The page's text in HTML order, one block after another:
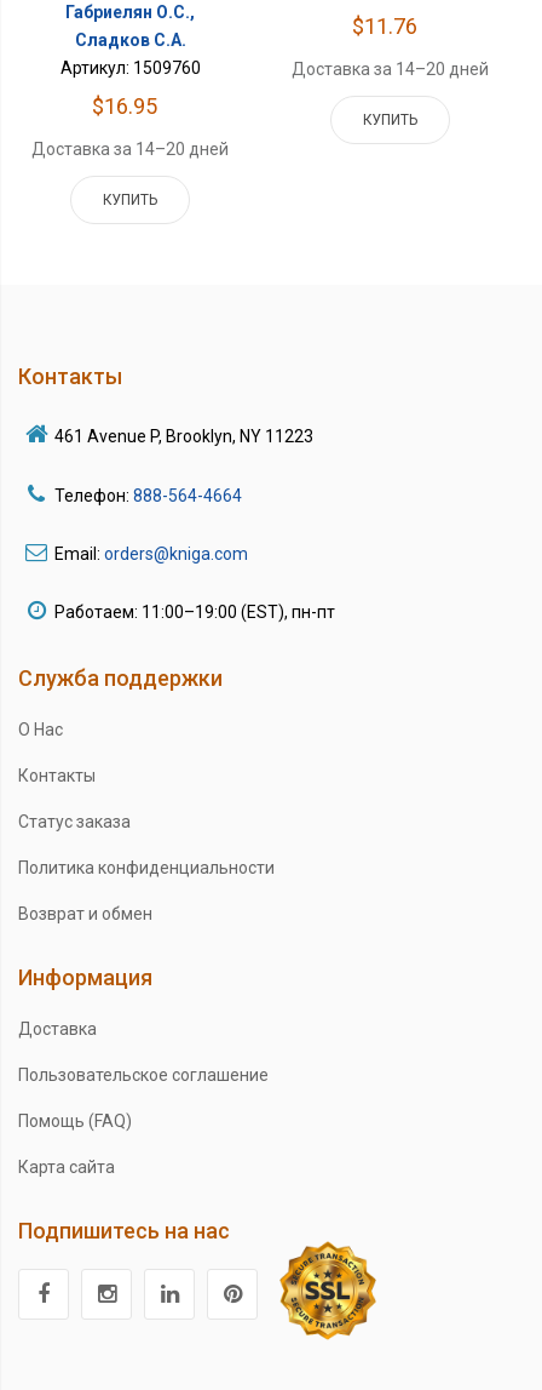
Габриелян О.С.,
Сладков С.А.
Артикул: 1509760
$16.95
Доставка за 14–20 дней
КУПИТЬ
$11.76
Доставка за 14–20 дней
КУПИТЬ
Контакты
461 Avenue P, Brooklyn, NY 11223
Телефон: 888-564-4664
Email: orders@kniga.com
Работаем: 11:00–19:00 (EST), пн-пт
Служба поддержки
О Нас
Контакты
Статус заказа
Политика конфиденциальности
Возврат и обмен
Информация
Доставка
Пользовательское соглашение
Помощь (FAQ)
Карта сайта
Подпишитесь на нас